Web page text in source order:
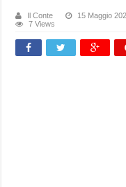
Il Conte 15 Maggio
7 Views